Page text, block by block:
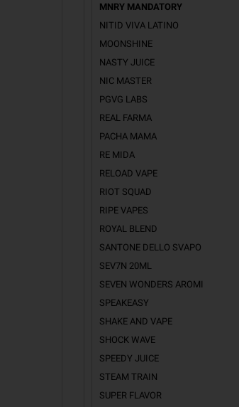
MNRY MANDATORY
NITID VIVA LATINO
MOONSHINE
NASTY JUICE
NIC MASTER
PGVG LABS
REAL FARMA
PACHA MAMA
RE MIDA
RELOAD VAPE
RIOT SQUAD
RIPE VAPES
ROYAL BLEND
SANTONE DELLO SVAPO
SEV7N 20ML
SEVEN WONDERS AROMI
SPEAKEASY
SHAKE AND VAPE
SHOCK WAVE
SPEEDY JUICE
STEAM TRAIN
SUPER FLAVOR